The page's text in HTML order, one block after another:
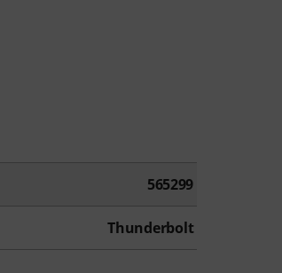
565299
Thunderbolt